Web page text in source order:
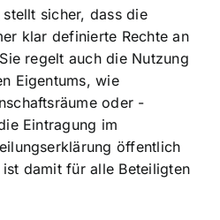
sicher, dass die
klar definierte Rechte an
regelt auch die Nutzung
Eigentums, wie
oder -
Eintragung im
öffentlich
damit für alle Beteiligten